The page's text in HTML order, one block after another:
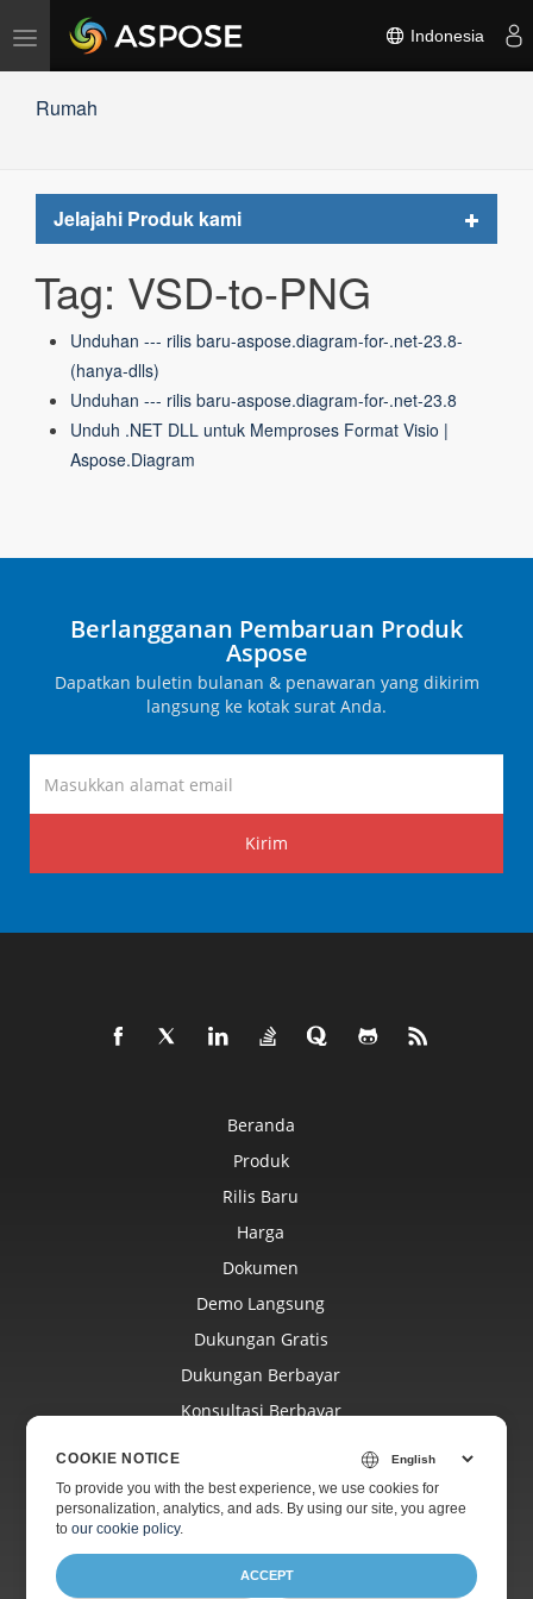
Alihkan
navigasi
Indonesia
Rumah
Jelajahi Produk kami
Toggle
Tag: VSD-to-PNG
Unduhan --- rilis baru-aspose.diagram-for-.net-23.8-
(hanya-dlls)
Unduhan --- rilis baru-aspose.diagram-for-.net-23.8
Unduh .NET DLL untuk Memproses Format Visio |
Aspose.Diagram
Berlangganan Pembaruan Produk
Aspose
Dapatkan buletin bulanan & penawaran yang dikirim
langsung ke kotak surat Anda.
Kirim
Beranda
Produk
Rilis Baru
Harga
Dokumen
Demo Langsung
Dukungan Gratis
Dukungan Berbayar
Konsultasi Berbayar
Situs Web
Tentang
COOKIE NOTICE
To provide you with the best experience, we use cookies for
personalization, analytics, and ads. By using our site, you agree
toour cookie policy.
ACCEPT